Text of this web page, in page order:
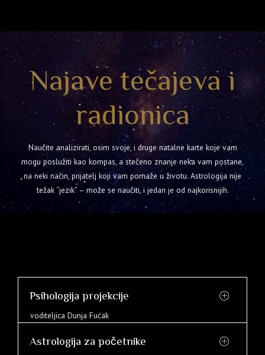
Najave tečajeva i
radionica
Naučite analizirati, osim svoje, i druge natalne karte koje vam
mogu poslužiti kao kompas, a stečeno znanje neka vam postane,
na neki način, prijatelj koji vam pomaže u životu. Astrologija nije
težak “jezik” – može se naučiti, i jedan je od najkorisnijih.
Psihologija projekcije
voditeljica Dunja Fućak
Astrologija za početnike